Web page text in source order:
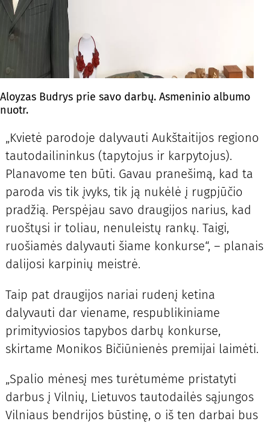
Aloyzas Budrys prie savo darbų. Asmeninio albumo
nuotr.
„Kvietė parodoje dalyvauti Aukštaitijos regiono
tautodailininkus (tapytojus ir karpytojus).
Planavome ten būti. Gavau pranešimą, kad ta
paroda vis tik įvyks, tik ją nukėlė į rugpjūčio
pradžią. Perspėjau savo draugijos narius, kad
ruoštųsi ir toliau, nenuleistų rankų. Taigi,
ruošiamės dalyvauti šiame konkurse“, – planais
dalijosi karpinių meistrė.
Taip pat draugijos nariai rudenį ketina
dalyvauti dar viename, respublikiniame
primityviosios tapybos darbų konkurse,
skirtame Monikos Bičiūnienės premijai laimėti.
„Spalio mėnesį mes turėtumėme pristatyti
darbus į Vilnių, Lietuvos tautodailės sąjungos
Vilniaus bendrijos būstinę, o iš ten darbai bus